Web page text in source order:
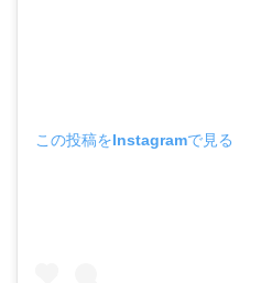
この投稿をInstagramで見る